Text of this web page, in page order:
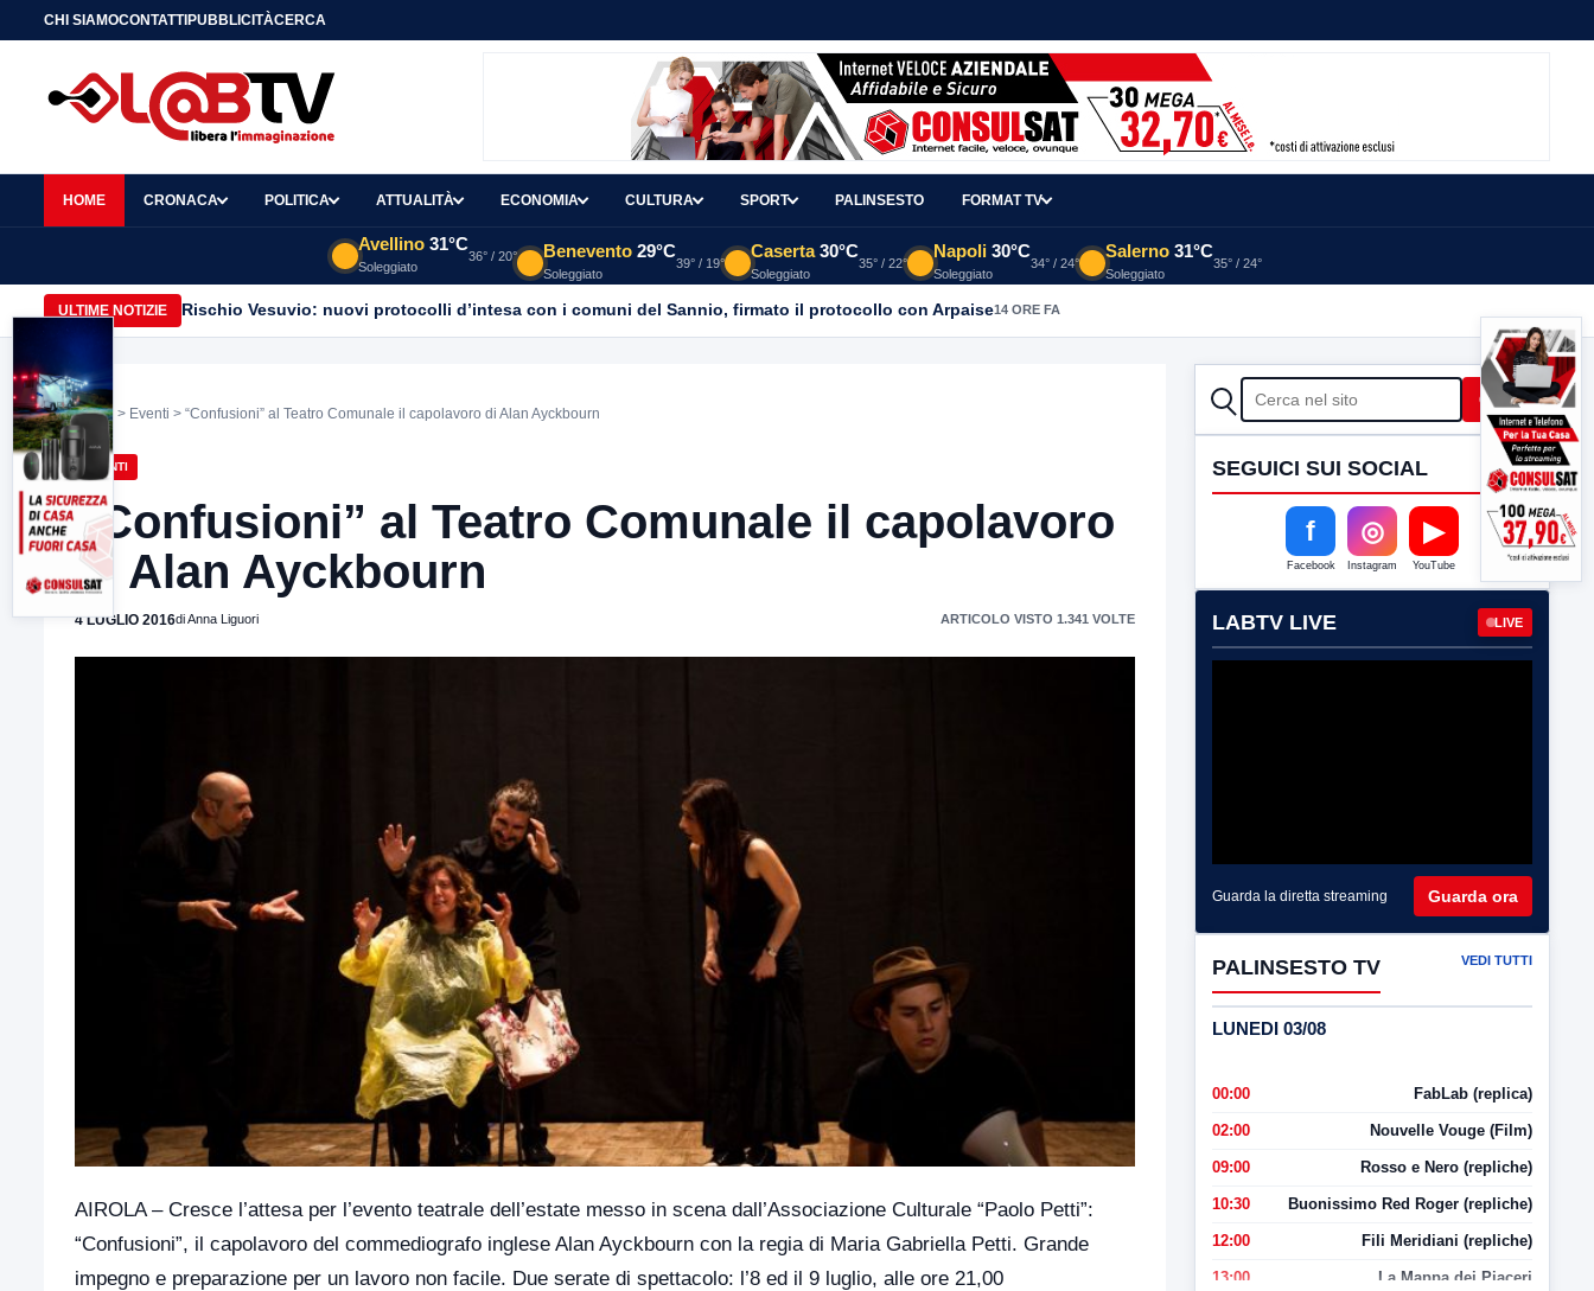
CHI SIAMOCONTATTIPUBBLICITÀCERCA
HOME CRONACA POLITICA ATTUALITÀ ECONOMIA CULTURA SPORT PALINSESTO FORMAT TV
Avellino 31°C
Soleggiato
36° / 20° Benevento 29°C
Soleggiato
39° / 19°
Caserta 30°C
Soleggiato
35° / 22°
Napoli 30°C
Soleggiato
34° / 24°
Salerno 31°C
Soleggiato
35° / 24°
ULTIME NOTIZIE Rischio Vesuvio: nuovi protocolli d’intesa con i comuni del Sannio, firmato il protocollo con Arpaise14 ORE FA
Home > Eventi > “Confusioni” al Teatro Comunale il capolavoro di Alan Ayckbourn
EVENTI
“Confusioni” al Teatro Comunale il capolavoro
di Alan Ayckbourn
4 LUGLIO 2016di Anna Liguori ARTICOLO VISTO 1.341 VOLTE
AIROLA – Cresce l’attesa per l’evento teatrale dell’estate messo in scena dall’Associazione Culturale “Paolo Petti”:
“Confusioni”, il capolavoro del commediografo inglese Alan Ayckbourn con la regia di Maria Gabriella Petti. Grande
impegno e preparazione per un lavoro non facile. Due serate di spettacolo: l’8 ed il 9 luglio, alle ore 21,00
CERCA Cerca
SEGUICI SUI SOCIAL
f
Facebook
◎
Instagram
▶
YouTube
LABTV LIVE LIVE
Guarda la diretta streaming Guarda ora
PALINSESTO TV VEDI TUTTI
LUNEDI 03/08
00:00 FabLab (replica)
02:00 Nouvelle Vouge (Film)
09:00 Rosso e Nero (repliche)
10:30 Buonissimo Red Roger (repliche)
12:00 Fili Meridiani (repliche)
13:00 La Mappa dei Piaceri